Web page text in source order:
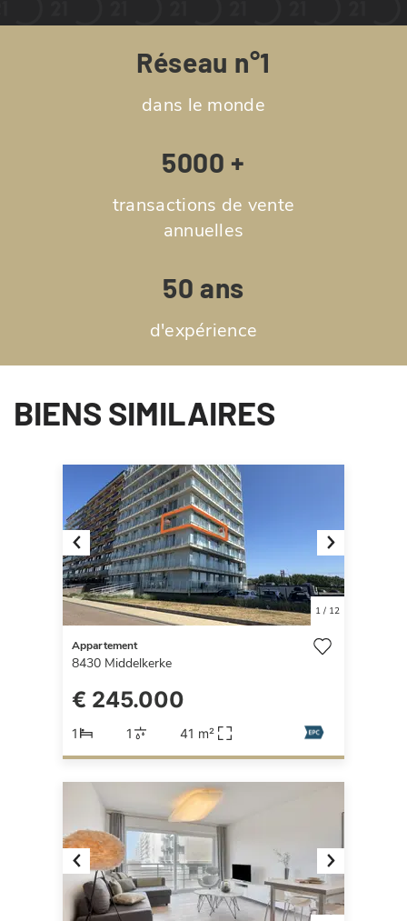
Réseau n°1
dans le monde
5000 +
transactions de vente
annuelles
50 ans
d'expérience
BIENS SIMILAIRES
Previous Next
1/ 12
Appartement
8430 Middelkerke
€ 245.000
1 1 41 m²
Previous Next